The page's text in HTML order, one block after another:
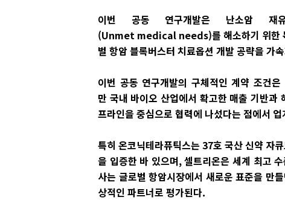
이번 공동 연구개발은 난소암 재
(Unmet medical needs)를 해소하기 위한
벌 항암 블록버스터 치료옵션 개발 공략을 가
이번 공동 연구개발의 구체적인 계약 조건
만 국내 바이오 산업에서 확고한 매출 기반과
프라인을 중심으로 협력에 나섰다는 점에서
특히 온코닉테라퓨틱스는 37호 국산 신약 자
을 입증한 바 있으며, 셀트리온은 세계 최고
사는 글로벌 항암시장에서 새로운 표준을 만
상적인 파트너로 평가된다.